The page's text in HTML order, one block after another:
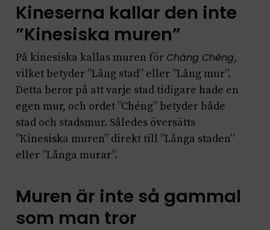
Kineserna kallar den inte
”Kinesiska muren”
På kinesiska kallas muren för Cháng Chéng,
vilket betyder ”Lång stad” eller ”Lång mur”.
Detta beror på att varje stad tidigare hade en
egen mur, och ordet ”Chéng” betyder både
stad och stadsmur. Således översätts
”Kinesiska muren” direkt till ”Långa staden”
eller ”Långa murar”.
Muren är inte så gammal
som man tror